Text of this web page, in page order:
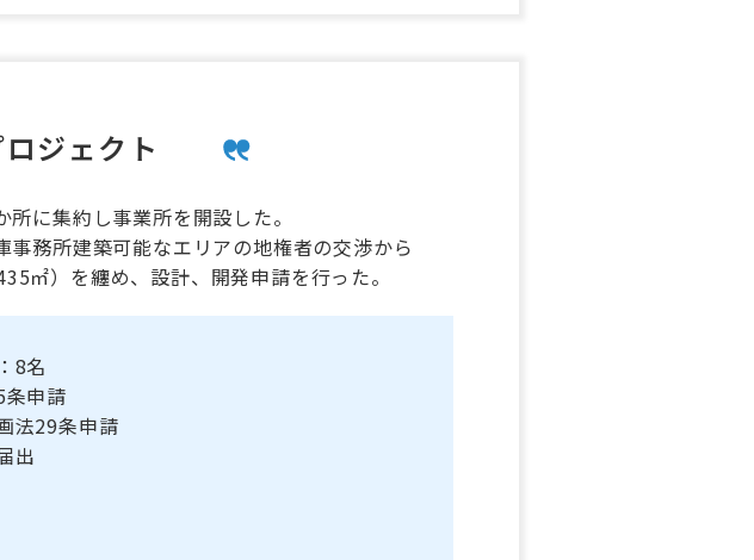
ジェクト
に集約し事業所を開設した。
務所建築可能なエリアの地権者の交渉から
㎡）を纏め、設計、開発申請を行った。
8名
条申請
法29条申請
出